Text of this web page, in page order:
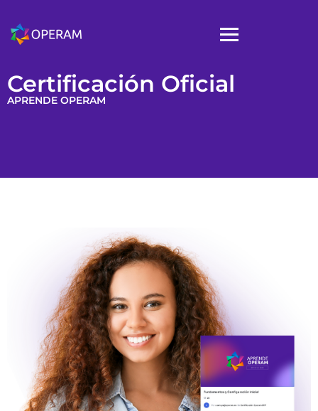
Certificación Oficial
APRENDE OPERAM